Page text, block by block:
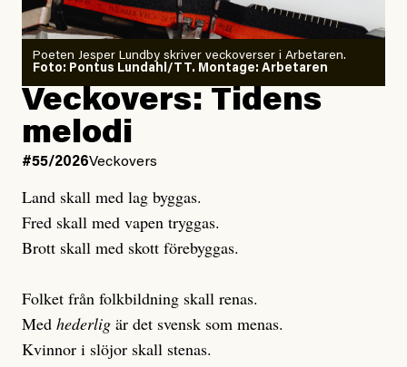
Publicerad6 August, 2026
Uppdaterad7 August, 2026
Joel Kellgren
Publicerad3 August, 2026
Uppdaterad3 August, 2026
Poeten Jesper Lundby skriver veckoverser i Arbetaren.
Foto: Pontus Lundahl/TT. Montage: Arbetaren
Veckovers: Tidens
melodi
#55/2026Veckovers
Land skall med lag byggas.
Fred skall med vapen tryggas.
Brott skall med skott förebyggas.
Folket från folkbildning skall renas.
Med hederlig är det svensk som menas.
Kvinnor i slöjor skall stenas.